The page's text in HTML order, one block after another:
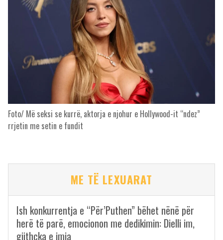
Foto/ Më seksi se kurrë, aktorja e njohur e Hollywood-it “ndez”
rrjetin me setin e fundit
ME TË LEXUARAT
Ish konkurrentja e “Për’Puthen” bëhet nënë për
herë të parë, emocionon me dedikimin: Dielli im,
gjithçka e imja